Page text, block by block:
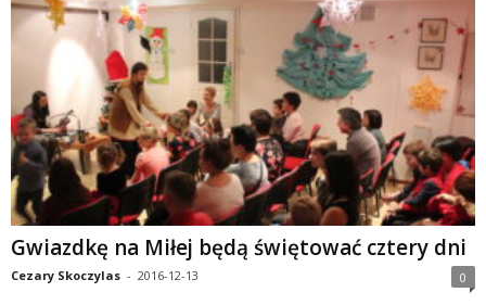
Gwiazdkę na Miłej będą świętować cztery dni
Cezary Skoczylas - 2016-12-13 0